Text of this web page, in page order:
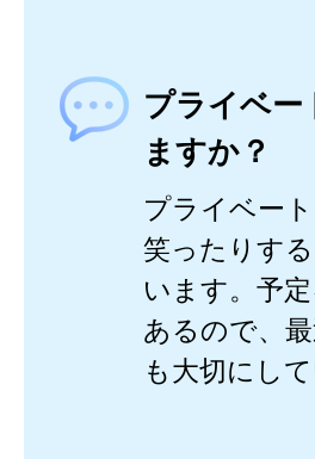
プライベ
ますか？
プライベー
笑ったりす
います。予
あるので、
も大切にして